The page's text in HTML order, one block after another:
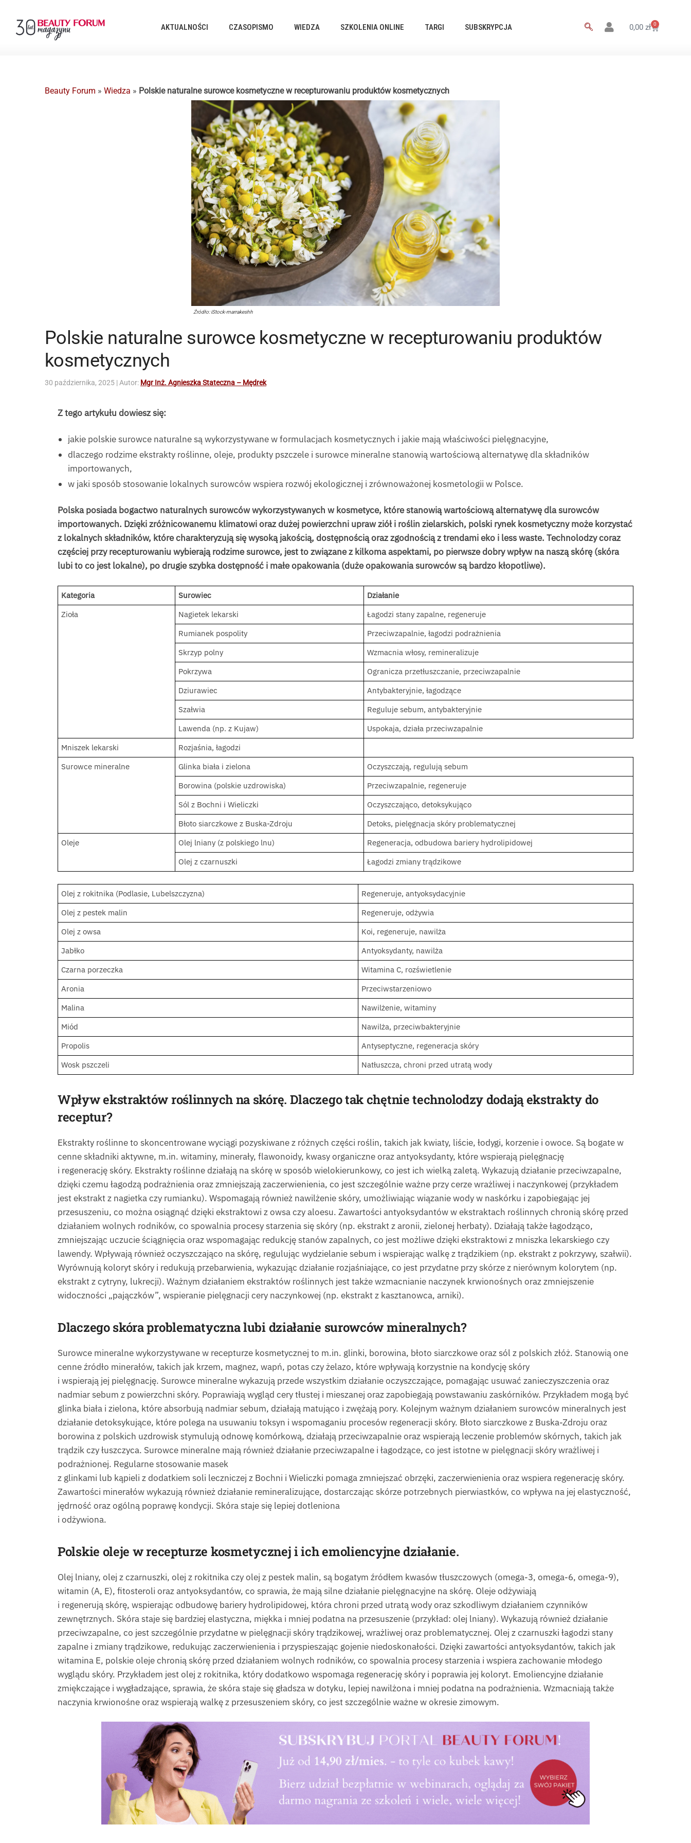
AKTUALNOŚCI CZASOPISMO WIEDZA SZKOLENIA ONLINE TARGI SUBSKRYPCJA 0,00 zł 0
Beauty Forum » Wiedza » Polskie naturalne surowce kosmetyczne w recepturowaniu produktów kosmetycznych
Źródło: iStock-marrakeshh
Polskie naturalne surowce kosmetyczne w recepturowaniu produktów
kosmetycznych
30 października, 2025 | Autor: Mgr Inż. Agnieszka Stateczna – Mędrek
Z tego artykułu dowiesz się:
jakie polskie surowce naturalne są wykorzystywane w formulacjach kosmetycznych i jakie mają właściwości pielęgnacyjne,
dlaczego rodzime ekstrakty roślinne, oleje, produkty pszczele i surowce mineralne stanowią wartościową alternatywę dla składników
importowanych,
w jaki sposób stosowanie lokalnych surowców wspiera rozwój ekologicznej i zrównoważonej kosmetologii w Polsce.
Polska posiada bogactwo naturalnych surowców wykorzystywanych w kosmetyce, które stanowią wartościową alternatywę dla surowców
importowanych. Dzięki zróżnicowanemu klimatowi oraz dużej powierzchni upraw ziół i roślin zielarskich, polski rynek kosmetyczny może korzystać
z lokalnych składników, które charakteryzują się wysoką jakością, dostępnością oraz zgodnością z trendami eko i less waste. Technolodzy coraz
częściej przy recepturowaniu wybierają rodzime surowce, jest to związane z kilkoma aspektami, po pierwsze dobry wpływ na naszą skórę (skóra
lubi to co jest lokalne), po drugie szybka dostępność i małe opakowania (duże opakowania surowców są bardzo kłopotliwe).
Kategoria Surowiec
Działanie
Zioła
Nagietek lekarski
Łagodzi stany zapalne, regeneruje
Rumianek pospolity
Przeciwzapalnie, łagodzi podrażnienia
Skrzyp polny
Wzmacnia włosy, remineralizuje
Pokrzywa
Ogranicza przetłuszczanie, przeciwzapalnie
Dziurawiec
Antybakteryjnie, łagodzące
Szałwia
Reguluje sebum, antybakteryjnie
Lawenda (np. z Kujaw)
Uspokaja, działa przeciwzapalnie
Mniszek lekarski
Rozjaśnia, łagodzi
Surowce mineralne
Glinka biała i zielona
Oczyszczają, regulują sebum
Borowina (polskie uzdrowiska)
Przeciwzapalnie, regeneruje
Sól z Bochni i Wieliczki
Oczyszczająco, detoksykująco
Błoto siarczkowe z Buska-Zdroju
Detoks, pielęgnacja skóry problematycznej
Oleje
Olej lniany (z polskiego lnu)
Regeneracja, odbudowa bariery hydrolipidowej
Olej z czarnuszki
Łagodzi zmiany trądzikowe
Olej z rokitnika (Podlasie, Lubelszczyzna)
Regeneruje, antyoksydacyjnie
Olej z pestek malin
Regeneruje, odżywia
Olej z owsa
Koi, regeneruje, nawilża
Jabłko
Antyoksydanty, nawilża
Czarna porzeczka
Witamina C, rozświetlenie
Aronia
Przeciwstarzeniowo
Malina
Nawilżenie, witaminy
Miód
Nawilża, przeciwbakteryjnie
Propolis
Antyseptyczne, regeneracja skóry
Wosk pszczeli
Natłuszcza, chroni przed utratą wody
Wpływ ekstraktów roślinnych na skórę. Dlaczego tak chętnie technolodzy dodają ekstrakty do
receptur?
Ekstrakty roślinne to skoncentrowane wyciągi pozyskiwane z różnych części roślin, takich jak kwiaty, liście, łodygi, korzenie i owoce. Są bogate w
cenne składniki aktywne, m.in. witaminy, minerały, flawonoidy, kwasy organiczne oraz antyoksydanty, które wspierają pielęgnację
i regenerację skóry. Ekstrakty roślinne działają na skórę w sposób wielokierunkowy, co jest ich wielką zaletą. Wykazują działanie przeciwzapalne,
dzięki czemu łagodzą podrażnienia oraz zmniejszają zaczerwienienia, co jest szczególnie ważne przy cerze wrażliwej i naczynkowej (przykładem
jest ekstrakt z nagietka czy rumianku). Wspomagają również nawilżenie skóry, umożliwiając wiązanie wody w naskórku i zapobiegając jej
przesuszeniu, co można osiągnąć dzięki ekstraktowi z owsa czy aloesu. Zawartości antyoksydantów w ekstraktach roślinnych chronią skórę przed
działaniem wolnych rodników, co spowalnia procesy starzenia się skóry (np. ekstrakt z aronii, zielonej herbaty). Działają także łagodząco,
zmniejszając uczucie ściągnięcia oraz wspomagając redukcję stanów zapalnych, co jest możliwe dzięki ekstraktowi z mniszka lekarskiego czy
lawendy. Wpływają również oczyszczająco na skórę, regulując wydzielanie sebum i wspierając walkę z trądzikiem (np. ekstrakt z pokrzywy, szałwii).
Wyrównują koloryt skóry i redukują przebarwienia, wykazując działanie rozjaśniające, co jest przydatne przy skórze z nierównym kolorytem (np.
ekstrakt z cytryny, lukrecji). Ważnym działaniem ekstraktów roślinnych jest także wzmacnianie naczynek krwionośnych oraz zmniejszenie
widoczności „pajączków”, wspieranie pielęgnacji cery naczynkowej (np. ekstrakt z kasztanowca, arniki).
Dlaczego skóra problematyczna lubi działanie surowców mineralnych?
Surowce mineralne wykorzystywane w recepturze kosmetycznej to m.in. glinki, borowina, błoto siarczkowe oraz sól z polskich złóż. Stanowią one
cenne źródło minerałów, takich jak krzem, magnez, wapń, potas czy żelazo, które wpływają korzystnie na kondycję skóry
i wspierają jej pielęgnację. Surowce mineralne wykazują przede wszystkim działanie oczyszczające, pomagając usuwać zanieczyszczenia oraz
nadmiar sebum z powierzchni skóry. Poprawiają wygląd cery tłustej i mieszanej oraz zapobiegają powstawaniu zaskórników. Przykładem mogą być
glinka biała i zielona, które absorbują nadmiar sebum, działają matująco i zwężają pory. Kolejnym ważnym działaniem surowców mineralnych jest
działanie detoksykujące, które polega na usuwaniu toksyn i wspomaganiu procesów regeneracji skóry. Błoto siarczkowe z Buska-Zdroju oraz
borowina z polskich uzdrowisk stymulują odnowę komórkową, działają przeciwzapalnie oraz wspierają leczenie problemów skórnych, takich jak
trądzik czy łuszczyca. Surowce mineralne mają również działanie przeciwzapalne i łagodzące, co jest istotne w pielęgnacji skóry wrażliwej i
podrażnionej. Regularne stosowanie masek
z glinkami lub kąpieli z dodatkiem soli leczniczej z Bochni i Wieliczki pomaga zmniejszać obrzęki, zaczerwienienia oraz wspiera regenerację skóry.
Zawartości minerałów wykazują również działanie remineralizujące, dostarczając skórze potrzebnych pierwiastków, co wpływa na jej elastyczność,
jędrność oraz ogólną poprawę kondycji. Skóra staje się lepiej dotleniona
i odżywiona.
Polskie oleje w recepturze kosmetycznej i ich emoliencyjne działanie.
Olej lniany, olej z czarnuszki, olej z rokitnika czy olej z pestek malin, są bogatym źródłem kwasów tłuszczowych (omega-3, omega-6, omega-9),
witamin (A, E), fitosteroli oraz antyoksydantów, co sprawia, że mają silne działanie pielęgnacyjne na skórę. Oleje odżywiają
i regenerują skórę, wspierając odbudowę bariery hydrolipidowej, która chroni przed utratą wody oraz szkodliwym działaniem czynników
zewnętrznych. Skóra staje się bardziej elastyczna, miękka i mniej podatna na przesuszenie (przykład: olej lniany). Wykazują również działanie
przeciwzapalne, co jest szczególnie przydatne w pielęgnacji skóry trądzikowej, wrażliwej oraz problematycznej. Olej z czarnuszki łagodzi stany
zapalne i zmiany trądzikowe, redukując zaczerwienienia i przyspieszając gojenie niedoskonałości. Dzięki zawartości antyoksydantów, takich jak
witamina E, polskie oleje chronią skórę przed działaniem wolnych rodników, co spowalnia procesy starzenia i wspiera zachowanie młodego
wyglądu skóry. Przykładem jest olej z rokitnika, który dodatkowo wspomaga regenerację skóry i poprawia jej koloryt. Emoliencyjne działanie
zmiękczające i wygładzające, sprawia, że skóra staje się gładsza w dotyku, lepiej nawilżona i mniej podatna na podrażnienia. Wzmacniają także
naczynia krwionośne oraz wspierają walkę z przesuszeniem skóry, co jest szczególnie ważne w okresie zimowym.